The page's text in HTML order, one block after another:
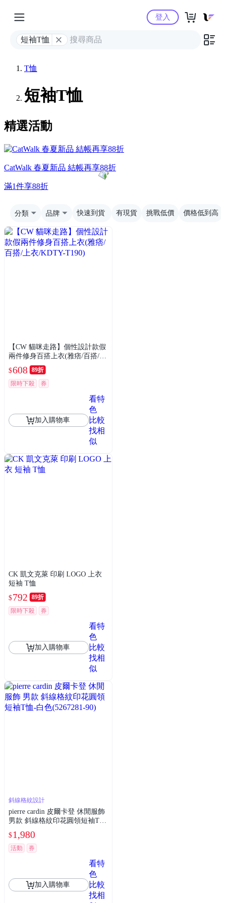
Yahoo購物中心
短袖T恤
登入
T恤
短袖T恤
精選活動
CatWalk 春夏新品 結帳再享88折
滿1件享88折
分類 品牌 快速到貨 有現貨 挑戰低價 價格低到高
【CW 貓咪走路】個性設計款假
兩件修身百搭上衣(雅痞/百搭/上
衣/KDTY-T190)
$608 89折
限時下殺
券
加入購物車
看特
色
比較
找相
似
CK 凱文克萊 印刷 LOGO 上衣
短袖 T恤
$792
89折
限時下殺
券
加入購物車
看特
色
比較
找相
似
斜線格紋設計
pierre cardin 皮爾卡登 休閒服飾
男款 斜線格紋印花圓領短袖T
$1,980
活動 券
加入購物車
看特
色
比較
找相